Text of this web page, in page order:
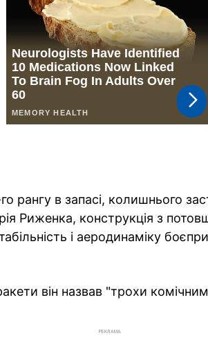
рангу в запасі, колишнього
Риженка, конструкція з
і аеродинаміку
він назвав "трохи
РЕКЛАМА